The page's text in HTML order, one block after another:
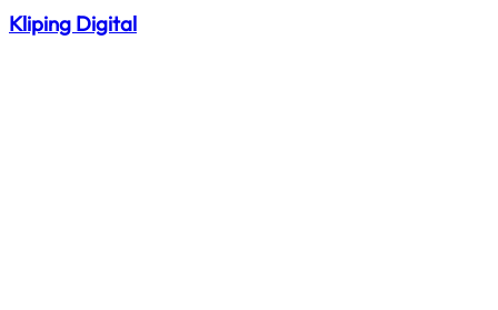
Kliping Digital